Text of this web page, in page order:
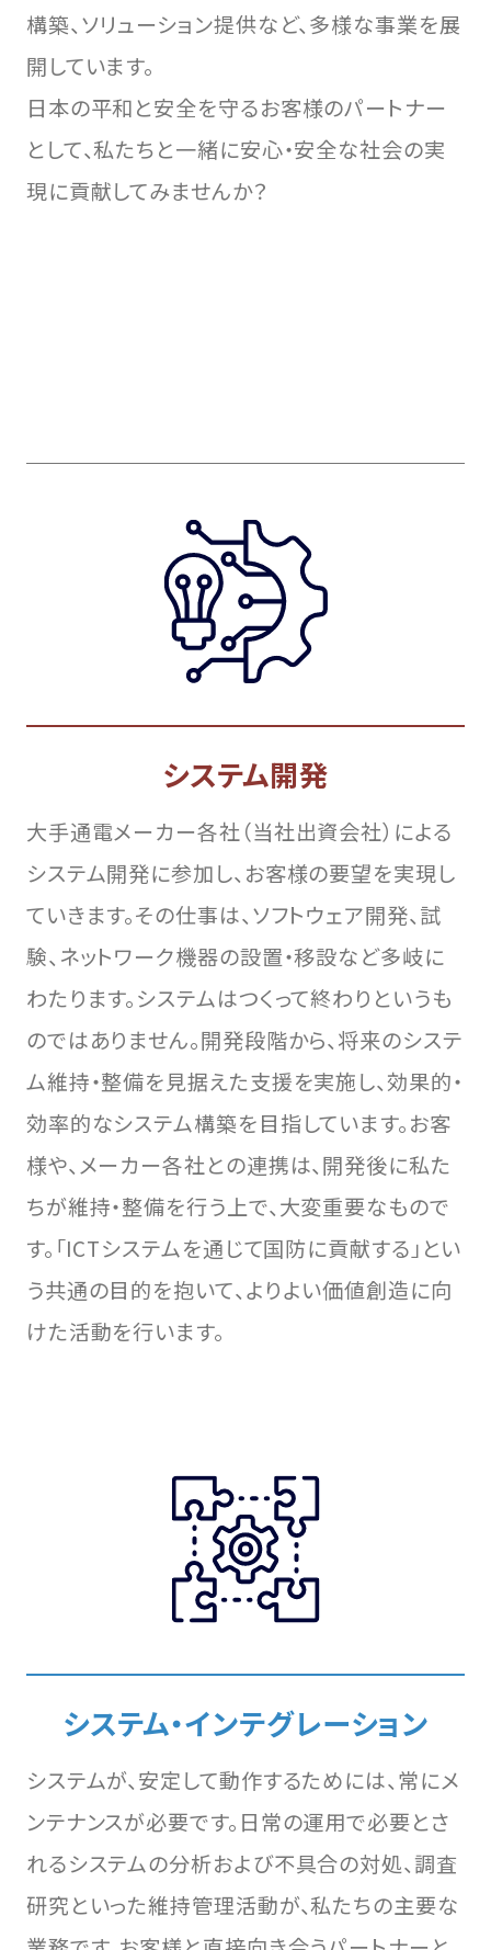
構築、ソリューション提供など、多様な事業を展
開しています。
日本の平和と安全を守るお客様のパートナー
として、私たちと一緒に安心・安全な社会の実
現に貢献してみませんか？
システム開発
大手通電メーカー各社（当社出資会社）による
システム開発に参加し、お客様の要望を実現し
ていきます。その仕事は、ソフトウェア開発、試
験、ネットワーク機器の設置・移設など多岐に
わたります。システムはつくって終わりというも
のではありません。開発段階から、将来のシステ
ム維持・整備を見据えた支援を実施し、効果的・
効率的なシステム構築を目指しています。お客
様や、メーカー各社との連携は、開発後に私た
ちが維持・整備を行う上で、大変重要なもので
す。「ICTシステムを通じて国防に貢献する」とい
う共通の目的を抱いて、よりよい価値創造に向
けた活動を行います。
システム・インテグレーション
システムが、安定して動作するためには、常にメ
ンテナンスが必要です。日常の運用で必要とさ
れるシステムの分析および不具合の対処、調査
研究といった維持管理活動が、私たちの主要な